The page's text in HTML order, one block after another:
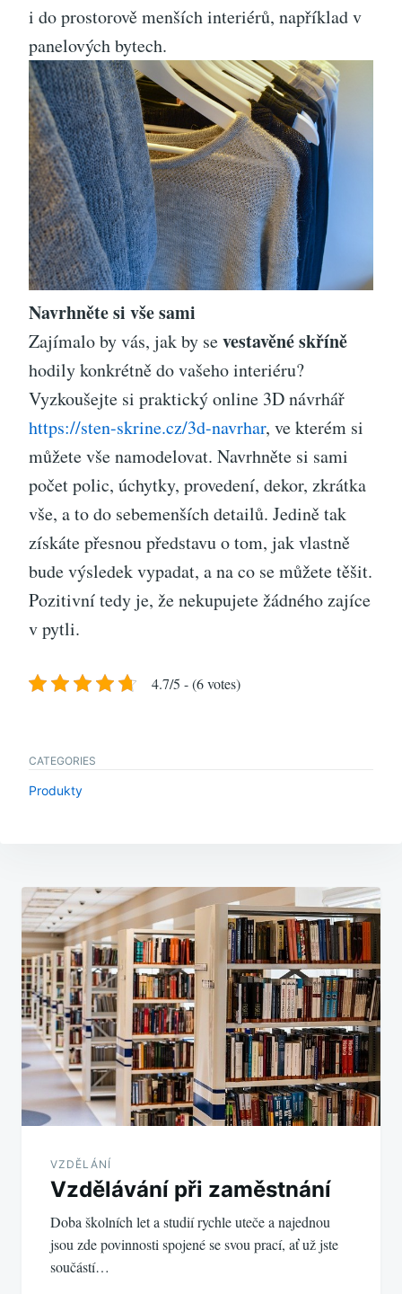
i do prostorově menších interiérů, například v
panelových bytech.
Navrhněte si vše sami
Zajímalo by vás, jak by sevestavěné skříně
hodily konkrétně do vašeho interiéru?
Vyzkoušejte si praktický online 3D návrhář
https://sten-skrine.cz/3d-navrhar, ve kterém si
můžete vše namodelovat. Navrhněte si sami
počet polic, úchytky, provedení, dekor, zkrátka
vše, a to do sebemenších detailů. Jedině tak
získáte přesnou představu o tom, jak vlastně
bude výsledek vypadat, a na co se můžete těšit.
Pozitivní tedy je, že nekupujete žádného zajíce
v pytli.
4.7/5 - (6 votes)
CATEGORIES
Produkty
Navigace
pro
příspěvek
VZDĚLÁNÍ
Vzdělávání při zaměstnání
Doba školních let a studií rychle uteče a najednou
jsou zde povinnosti spojené se svou prací, ať už jste
součástí…